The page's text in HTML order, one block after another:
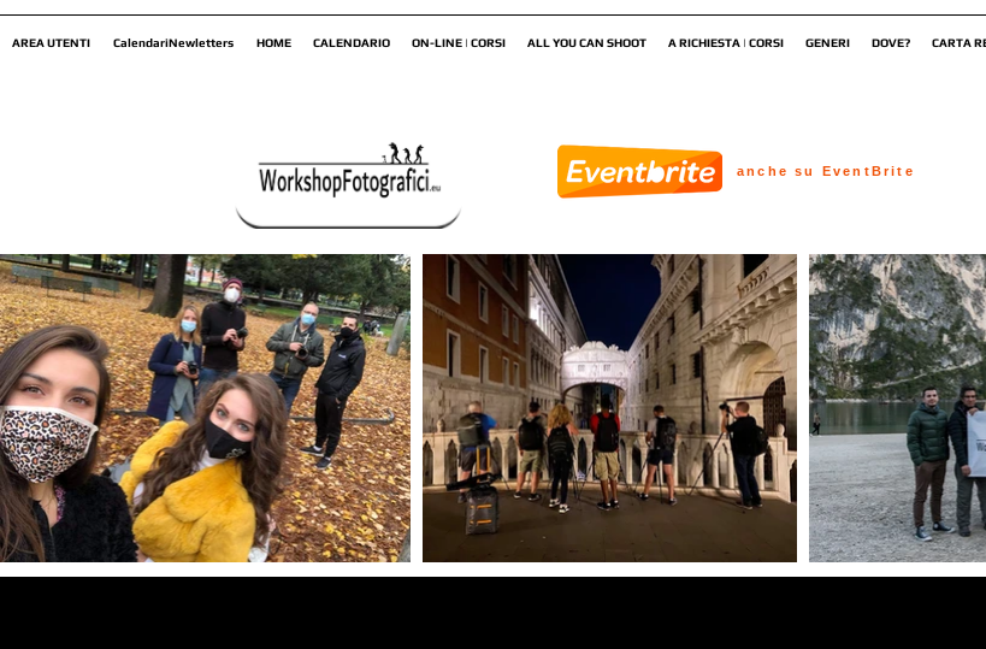
AREA UTENTI CalendariNewletters HOME CALENDARIO ON-LINE | CORSI ALL YOU CAN SHOOT A RICHIESTA | CORSI GENERI DOVE? CARTA
anche su EventBrite